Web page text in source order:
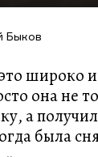
Быков
широко
она не
а
была